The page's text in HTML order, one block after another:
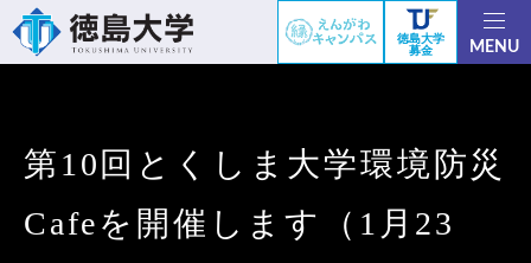
徳島大学
募金
MENU
第10回とくしま大学環境防災
Cafeを開催します（1月23